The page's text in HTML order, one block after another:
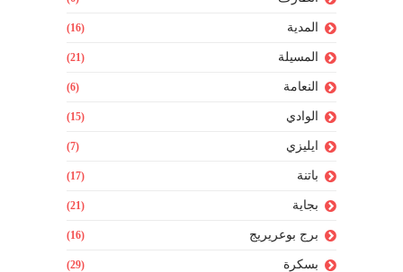
المدية (16)
المسيلة (21)
النعامة (6)
الوادي (15)
ايليزي (7)
باتنة (17)
بجاية (21)
برج بوعريريج (16)
بسكرة (29)